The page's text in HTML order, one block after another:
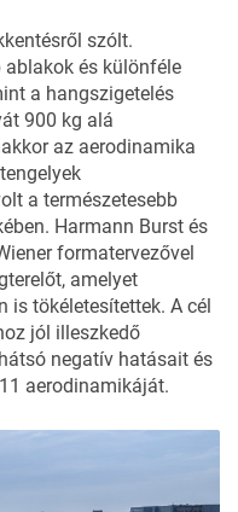
szólt.
és különféle
a hangszigetelés
900 kg alá
az aerodinamika
a természetesebb
Harmann Burst és
formatervezővel
amelyet
is tökéletesítettek. A cél
jól illeszkedő
negatív hatásait és
aerodinamikáját.